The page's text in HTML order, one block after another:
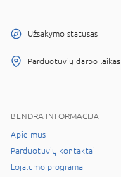
Užsakymo statusas
Parduotuvių darbo laikas
BENDRA INFORMACIJA
Apie mus
Parduotuvių kontaktai
Lojalumo programa